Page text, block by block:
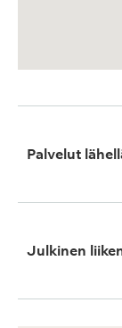
Palvelut
Julkinen